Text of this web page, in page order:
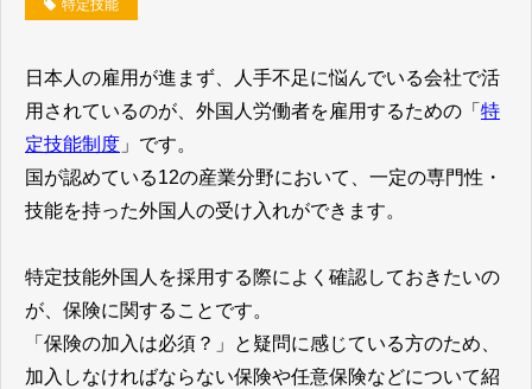
外食業界採用 【飲食料品製造業向
け】特定技能制度が
まるわかり
業種別資料ダウンロ
ード
特定技能
日本人の雇用が進まず、人手不足に悩んでいる会社で活
用されているのが、外国人労働者を雇用するための「 特
定技能制度 」です。
国が認めている12の産業分野において、一定の専門性・
技能を持った外国人の受け入れができます。
特定技能外国人を採用する際によく確認しておきたいの
が、保険に関することです。
「保険の加入は必須？」と疑問に感じている方のため、
加入しなければならない保険や任意保険などについて紹